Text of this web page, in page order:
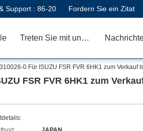
Support : 86-20 Fordern Sie ein Zitat
Treten Sie mit uns in Verbindung
0 Für ISUZU FSR FVR 6HK1 zum Verkauf
FSR FVR 6HK1 zum